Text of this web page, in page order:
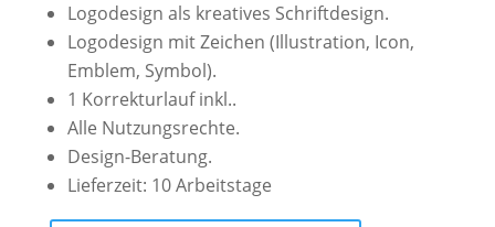
Logodesign als kreatives Schriftdesign.
Logodesign mit Zeichen (Illustration, Icon,
Emblem, Symbol).
1 Korrekturlauf inkl..
Alle Nutzungsrechte.
Design-Beratung.
Lieferzeit: 10 Arbeitstage